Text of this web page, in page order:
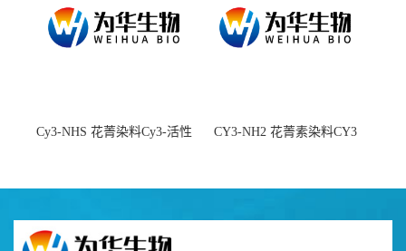
Cy3-NHS 花菁染料Cy3-活性
CY3-NH2 花菁素染料CY3